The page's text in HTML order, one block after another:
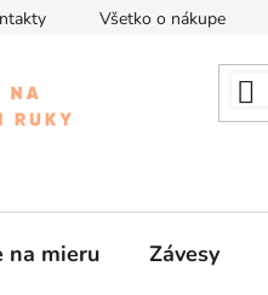
Všetko o nákupe
na mieru Závesy